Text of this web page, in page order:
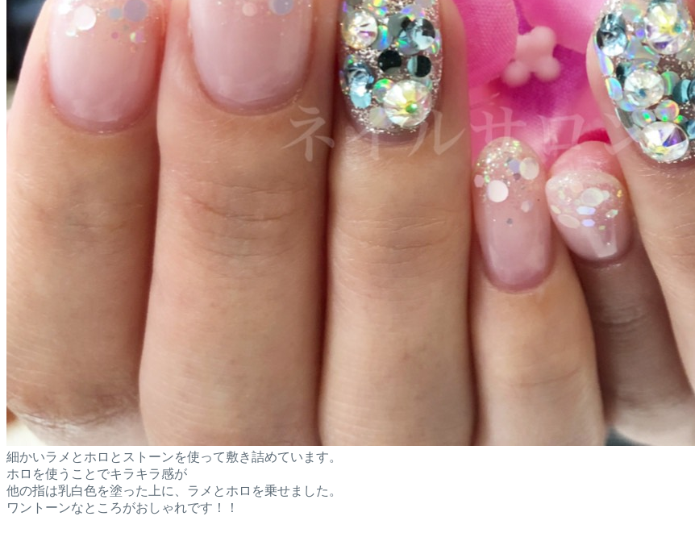
細かいラメとホロとストーンを使って敷き詰めています。
ホロを使うことでキラキラ感が
他の指は乳白色を塗った上に、ラメとホロを乗せました。
ワントーンなところがおしゃれです！！